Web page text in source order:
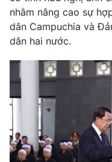
Email: toasoan@vtv.vn
Liên hệ quảng cáo:024-
nhằm nâng cao sự
dân Campuchia và
dân hai nước.